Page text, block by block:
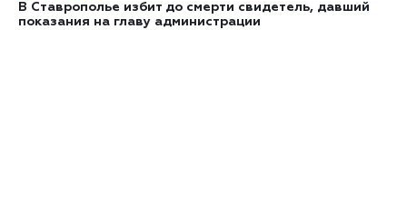
В Ставрополье избит до смерти свидетель, давший
показания на главу администрации